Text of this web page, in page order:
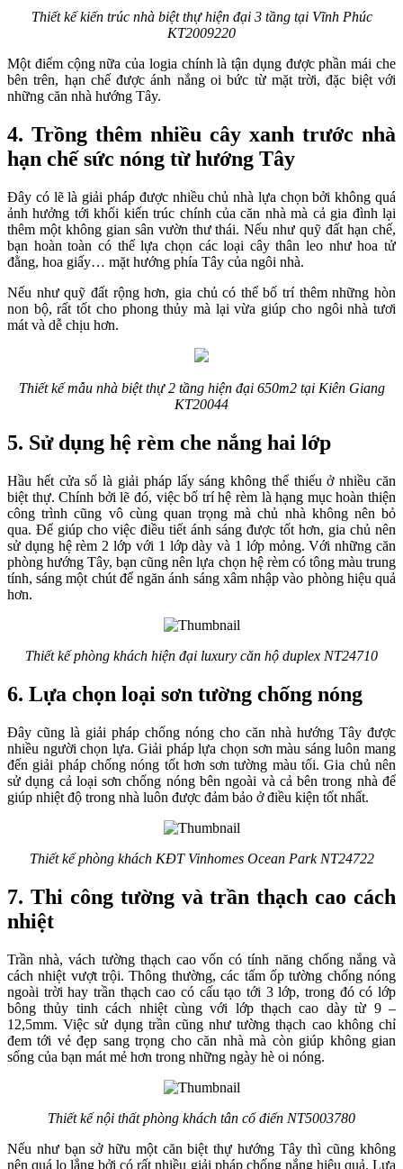
Thiết kế kiến trúc nhà biệt thự hiện đại 3 tầng tại Vĩnh Phúc
KT2009220
Một điểm cộng nữa của logia chính là tận dụng được phần mái che
bên trên, hạn chế được ánh nắng oi bức từ mặt trời, đặc biệt với
những căn nhà hướng Tây.
4. Trồng thêm nhiều cây xanh trước nhà
hạn chế sức nóng từ hướng Tây
Đây có lẽ là giải pháp được nhiều chủ nhà lựa chọn bởi không quá
ảnh hưởng tới khối kiến trúc chính của căn nhà mà cả gia đình lại
thêm một không gian sân vườn thư thái. Nếu như quỹ đất hạn chế,
bạn hoàn toàn có thể lựa chọn các loại cây thân leo như hoa tử
đằng, hoa giấy… mặt hướng phía Tây của ngôi nhà.
Nếu như quỹ đất rộng hơn, gia chủ có thể bố trí thêm những hòn
non bộ, rất tốt cho phong thủy mà lại vừa giúp cho ngôi nhà tươi
mát và dễ chịu hơn.
Thiết kế mẫu nhà biệt thự 2 tầng hiện đại 650m2 tại Kiên Giang
KT20044
5. Sử dụng hệ rèm che nắng hai lớp
Hầu hết cửa sổ là giải pháp lấy sáng không thể thiếu ở nhiều căn
biệt thự. Chính bởi lẽ đó, việc bố trí hệ rèm là hạng mục hoàn thiện
công trình cũng vô cùng quan trọng mà chủ nhà không nên bỏ
qua. Để giúp cho việc điều tiết ánh sáng được tốt hơn, gia chủ nên
sử dụng hệ rèm 2 lớp với 1 lớp dày và 1 lớp mỏng. Với những căn
phòng hướng Tây, bạn cũng nên lựa chọn hệ rèm có tông màu trung
tính, sáng một chút để ngăn ánh sáng xâm nhập vào phòng hiệu quả
hơn.
Thiết kế phòng khách hiện đại luxury căn hộ duplex NT24710
6. Lựa chọn loại sơn tường chống nóng
Đây cũng là giải pháp chống nóng cho căn nhà hướng Tây được
nhiều người chọn lựa. Giải pháp lựa chọn sơn màu sáng luôn mang
đến giải pháp chống nóng tốt hơn sơn tường màu tối. Gia chủ nên
sử dụng cả loại sơn chống nóng bên ngoài và cả bên trong nhà để
giúp nhiệt độ trong nhà luôn được đảm bảo ở điều kiện tốt nhất.
Thiết kế phòng khách KĐT Vinhomes Ocean Park NT24722
7. Thi công tường và trần thạch cao cách
nhiệt
Trần nhà, vách tường thạch cao vốn có tính năng chống nắng và
cách nhiệt vượt trội. Thông thường, các tấm ốp tường chống nóng
ngoài trời hay trần thạch cao có cấu tạo tới 3 lớp, trong đó có lớp
bông thủy tinh cách nhiệt cùng với lớp thạch cao dày từ 9 –
12,5mm. Việc sử dụng trần cũng như tường thạch cao không chỉ
đem tới vẻ đẹp sang trọng cho căn nhà mà còn giúp không gian
sống của bạn mát mẻ hơn trong những ngày hè oi nóng.
Thiết kế nội thất phòng khách tân cổ điển NT5003780
Nếu như bạn sở hữu một căn biệt thự hướng Tây thì cũng không
nên quá lo lắng bởi có rất nhiều giải pháp chống nắng hiệu quả. Lựa